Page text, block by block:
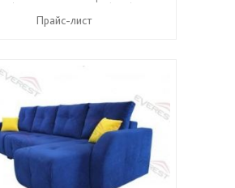
Прайс-лист